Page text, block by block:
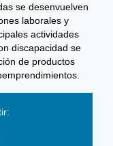
se desenvuelven
laborales y
actividades
discapacidad se
de productos